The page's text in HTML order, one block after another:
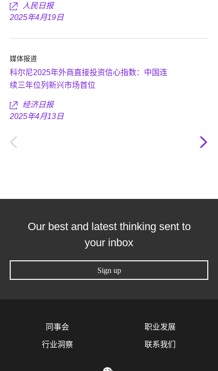
人民日报
2025年4月19日
媒体报道
科尔尼2025年外商直接投资信心指数：中国连
续三年位列新兴市场首位
经济日报
2025年4月13日
Our best and latest thinking sent to
your inbox
Sign up
同事会
行业洞察
职业发展
联系我们